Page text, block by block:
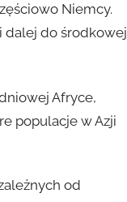
Niemcy.
dalej do środkowej
Afryce,
populacje w Azji
od